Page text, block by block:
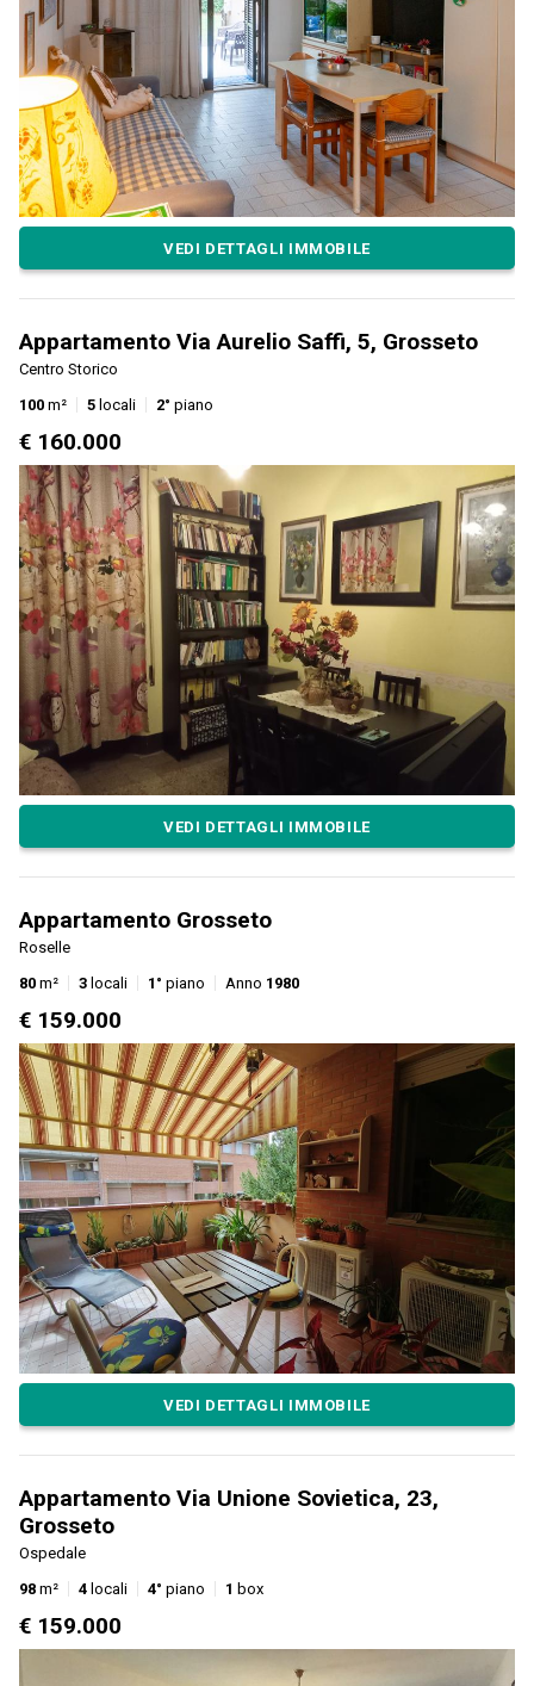
VEDI DETTAGLI IMMOBILE
Appartamento Via Aurelio Saffi, 5, Grosseto
Centro Storico
100 m² 5 locali 2° piano
€ 160.000
VEDI DETTAGLI IMMOBILE
Appartamento Grosseto
Roselle
80 m² 3 locali 1° piano Anno 1980
€ 159.000
VEDI DETTAGLI IMMOBILE
Appartamento Via Unione Sovietica, 23,
Grosseto
Ospedale
98 m² 4 locali 4° piano 1 box
€ 159.000